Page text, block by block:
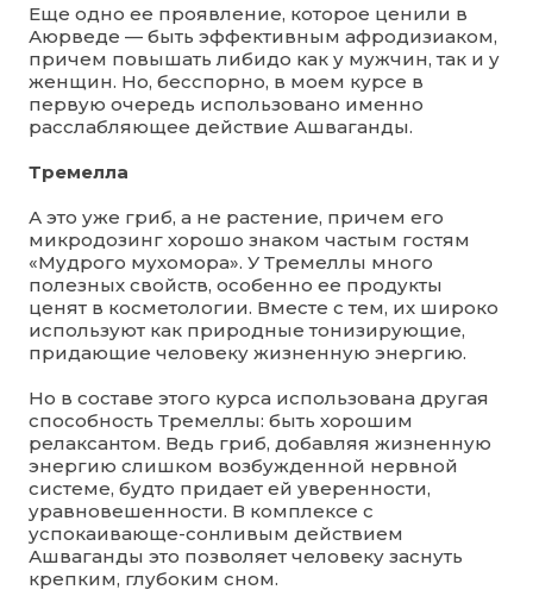
Еще одно ее проявление, которое ценили в
Аюрведе — быть эффективным афродизиаком,
причем повышать либидо как у мужчин, так и у
женщин. Но, бесспорно, в моем курсе в
первую очередь использовано именно
расслабляющее действие Ашваганды.
Тремелла
А это уже гриб, а не растение, причем его
микродозинг хорошо знаком частым гостям
«Мудрого мухомора». У Тремеллы много
полезных свойств, особенно ее продукты
ценят в косметологии. Вместе с тем, их широко
используют как природные тонизирующие,
придающие человеку жизненную энергию.
Но в составе этого курса использована другая
способность Тремеллы: быть хорошим
релаксантом. Ведь гриб, добавляя жизненную
энергию слишком возбужденной нервной
системе, будто придает ей уверенности,
уравновешенности. В комплексе с
успокаивающе-сонливым действием
Ашваганды это позволяет человеку заснуть
крепким, глубоким сном.